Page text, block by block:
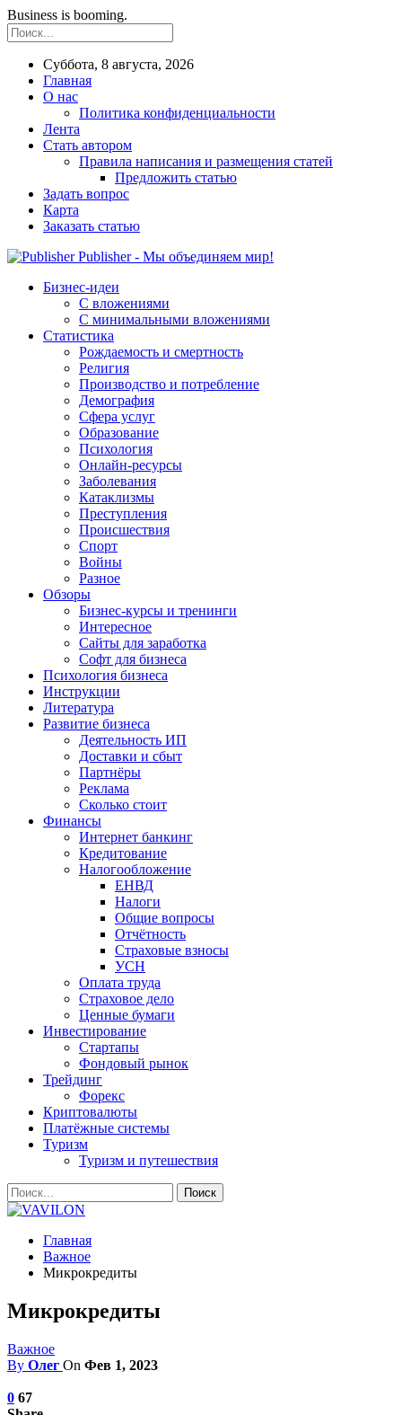
Business is booming.
Суббота, 8 августа, 2026
Главная
О нас
Политика конфиденциальности
Лента
Стать автором
Правила написания и размещения статей
Предложить статью
Задать вопрос
Карта
Заказать статью
Publisher - Мы объединяем мир!
Бизнес-идеи
С вложениями
С минимальными вложениями
Статистика
Рождаемость и смертность
Религия
Производство и потребление
Демография
Сфера услуг
Образование
Психология
Онлайн-ресурсы
Заболевания
Катаклизмы
Преступления
Происшествия
Спорт
Войны
Разное
Обзоры
Бизнес-курсы и тренинги
Интересное
Сайты для заработка
Софт для бизнеса
Психология бизнеса
Инструкции
Литература
Развитие бизнеса
Деятельность ИП
Доставки и сбыт
Партнёры
Реклама
Сколько стоит
Финансы
Интернет банкинг
Кредитование
Налогообложение
ЕНВД
Налоги
Общие вопросы
Отчётность
Страховые взносы
УСН
Оплата труда
Страховое дело
Ценные бумаги
Инвестирование
Стартапы
Фондовый рынок
Трейдинг
Форекс
Криптовалюты
Платёжные системы
Туризм
Туризм и путешествия
Главная
Важное
Микрокредиты
Микрокредиты
Важное
By Олег On Фев 1, 2023
0 67